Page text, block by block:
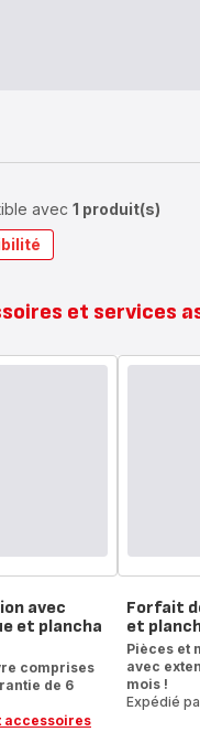
avec 1 produit(s)
et services
avec
et plancha
comprises
de 6
accessoires
Forfait
et
Pièces et
avec
mois !
Expédié